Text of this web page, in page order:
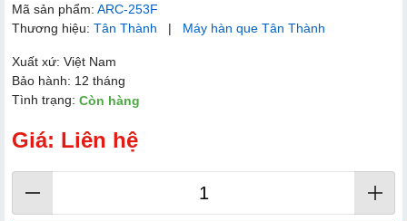
Mã sản phẩm: ARC-253F
Thương hiệu: Tân Thành | Máy hàn que Tân Thành
Xuất xứ: Việt Nam
Bảo hành: 12 tháng
Tình trạng: Còn hàng
Giá: Liên hệ